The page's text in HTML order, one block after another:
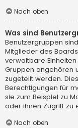
Nach oben
Was sind
Benutzergruppen
Mitglieder des
verwaltbare
Gruppen angehören
zugeteilt werden.
Berechtigungen für
sie zum Beispiel zu
oder ihnen Zugriff zu
Nach oben